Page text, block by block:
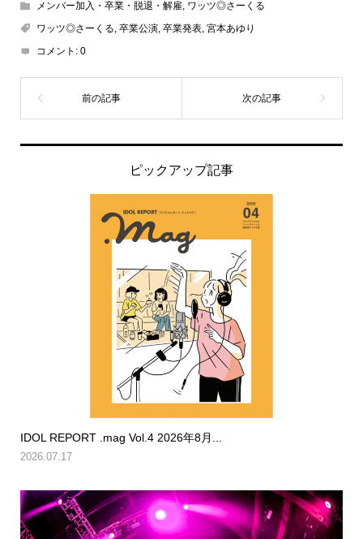
メンバー加入・卒業・脱退・解雇, ワッツ◎さーくる
ワッツ◎さーくる 卒業公演, 卒業発表, 宮本あゆり
コメント: 0
ピックアップ記事
IDOL REPORT .mag Vol.4 2026年8月...
2026.07.17